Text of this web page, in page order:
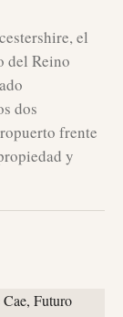
el
del Reino
dos
frente
y